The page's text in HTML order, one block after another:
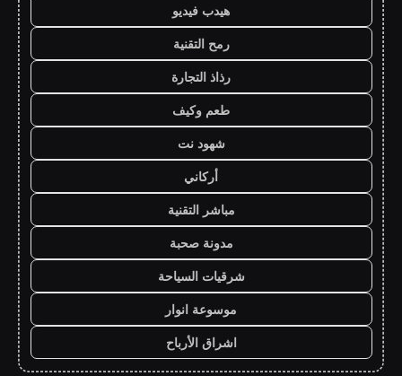
هيدب فيديو
رمح التقنية
رذاذ التجارة
طعم وكيف
شهود نت
أركاني
مباشر التقنية
مدونة صحبة
شرقيات السياحة
موسوعة انوار
اشراق الأرباح